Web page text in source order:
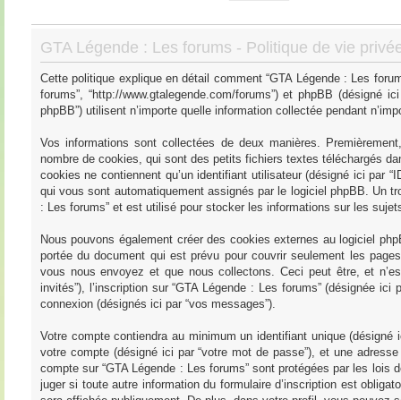
GTA Légende : Les forums - Politique de vie
Cette politique explique en détail comment “GTA Légende : Les
forums”, “http://www.gtalegende.com/forums”) et phpBB (désigné ici
phpBB”) utilisent n’importe quelle information collectée pendant
Vos informations sont collectées de deux manières.
nombre de cookies, qui sont des petits fichiers textes téléchargés
cookies ne contiennent qu’un identifiant utilisateur (désigné ici par
qui vous sont automatiquement assignés par le logiciel phpBB. Un
: Les forums” et est utilisé pour stocker les informations sur les
Nous pouvons également créer des cookies externes au logiciel
portée du document qui est prévu pour couvrir seulement les
vous nous envoyez et que nous collectons. Ceci peut être, et
invités”), l’inscription sur “GTA Légende : Les forums” (désignée
connexion (désignés ici par “vos messages”).
Votre compte contiendra au minimum un identifiant unique
votre compte (désigné ici par “votre mot de passe”), et une
compte sur “GTA Légende : Les forums” sont protégées par les
juger si toute autre information du formulaire d’inscription est